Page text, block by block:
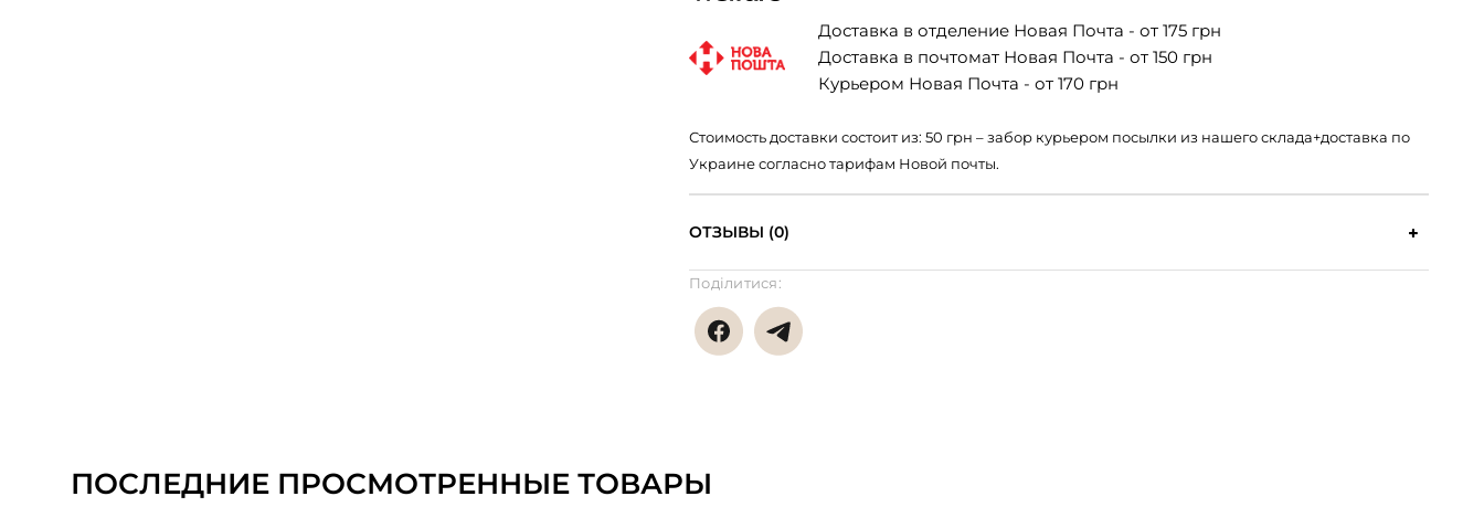
Доставка в отделение Новая Почта - от 175 грн
Доставка в почтомат Новая Почта - от 150 грн
Курьером Новая Почта - от 170 грн
Стоимость доставки состоит из: 50 грн – забор курьером посылки из нашего склада+доставка по
Украине согласно тарифам Новой почты.
ОТЗЫВЫ (0)
Поділитися:
ПОСЛЕДНИЕ ПРОСМОТРЕННЫЕ ТОВАРЫ